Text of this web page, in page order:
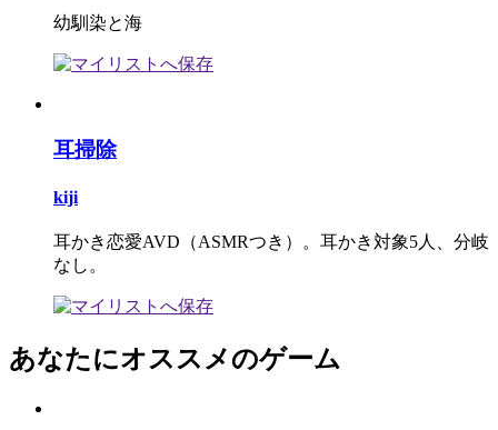
幼馴染と海
耳掃除
kiji
耳かき恋愛AVD（ASMRつき）。耳かき対象5人、分岐
なし。
あなたにオススメのゲーム